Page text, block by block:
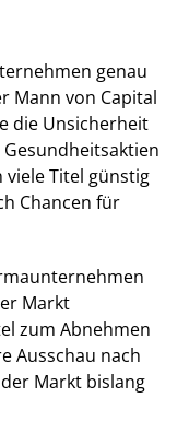
genau
Mann von Capital
die Unsicherheit
Titel günstig
Chancen für
Markt
zum Abnehmen
Ausschau nach
Markt bislang